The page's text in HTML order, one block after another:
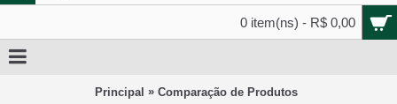
0 item(ns) - R$ 0,00
Principal » Comparação de Produtos